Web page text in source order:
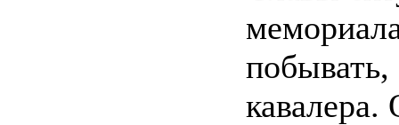
побывать,